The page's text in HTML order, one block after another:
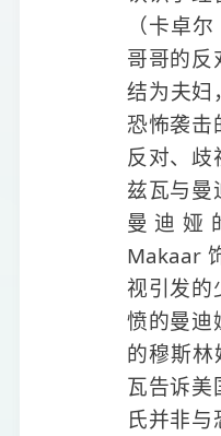
（卡卓
哥哥的反
结为夫妇
恐怖袭击
反对、歧
兹瓦与曼
曼迪娅
Makaar
视引发的
愤的曼迪
的穆斯林
瓦告诉美
氏并非